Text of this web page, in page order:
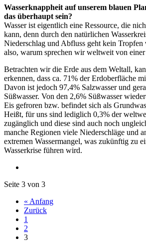
Wasserknappheit auf unserem blauen
das überhaupt sein?
Wasser ist eigentlich eine Ressource, die
kann, denn durch den natürlichen
Niederschlag und Abfluss geht kein Tropfen
also, warum sprechen wir weltweit von einer
Betrachten wir die Erde aus dem Weltall,
erkennen, dass ca. 71% der Erdoberfläche
Davon ist jedoch 97,4% Salzwasser und
Süßwasser. Von den 2,6% Süßwasser
Eis gefroren bzw. befindet sich als
Heißt, für uns sind lediglich 0,3% der
zugänglich und diese sind auch noch
manche Regionen viele Niederschläge und
extremen Wassermangel, was zukünftig zu
Wasserkrise führen wird.
Seite 3 von 3
« Anfang
Zurück
1
2
3